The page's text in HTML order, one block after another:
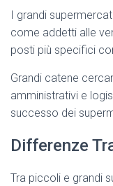
I grandi
come addetti alle
posti più specifici
Grandi catene
amministrativi e
successo dei
Differenze
Tra piccoli e grandi